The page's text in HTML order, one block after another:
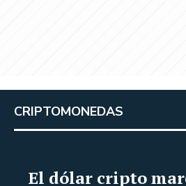
CRIPTOMONEDAS
El dólar cripto